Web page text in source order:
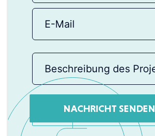
NACHRICHT SENDEN